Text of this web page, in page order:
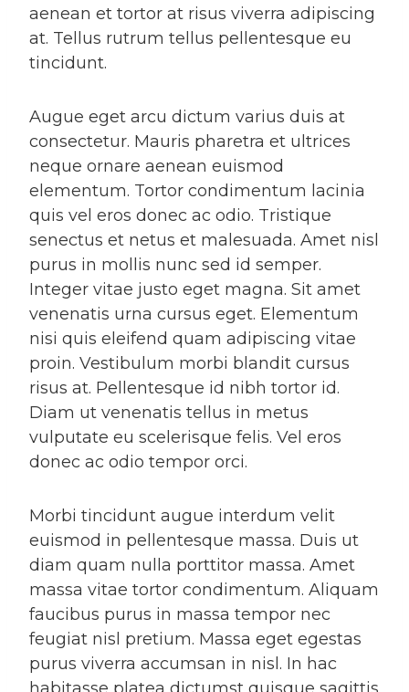
aenean et tortor at risus viverra adipiscing
at. Tellus rutrum tellus pellentesque eu
tincidunt.
Augue eget arcu dictum varius duis at
consectetur. Mauris pharetra et ultrices
neque ornare aenean euismod
elementum. Tortor condimentum lacinia
quis vel eros donec ac odio. Tristique
senectus et netus et malesuada. Amet nisl
purus in mollis nunc sed id semper.
Integer vitae justo eget magna. Sit amet
venenatis urna cursus eget. Elementum
nisi quis eleifend quam adipiscing vitae
proin. Vestibulum morbi blandit cursus
risus at. Pellentesque id nibh tortor id.
Diam ut venenatis tellus in metus
vulputate eu scelerisque felis. Vel eros
donec ac odio tempor orci.
Morbi tincidunt augue interdum velit
euismod in pellentesque massa. Duis ut
diam quam nulla porttitor massa. Amet
massa vitae tortor condimentum. Aliquam
faucibus purus in massa tempor nec
feugiat nisl pretium. Massa eget egestas
purus viverra accumsan in nisl. In hac